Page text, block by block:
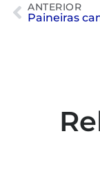
ANTERIOR